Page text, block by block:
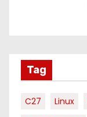
Tag
C27 Linux